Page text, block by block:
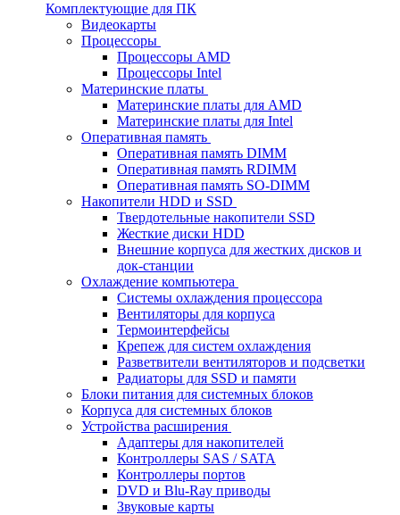
Комплектующие для ПК
Видеокарты
Процессоры
Процессоры AMD
Процессоры Intel
Материнские платы
Материнские платы для AMD
Материнские платы для Intel
Оперативная память
Оперативная память DIMM
Оперативная память RDIMM
Оперативная память SO-DIMM
Накопители HDD и SSD
Твердотельные накопители SSD
Жесткие диски HDD
Внешние корпуса для жестких дисков и
док-станции
Охлаждение компьютера
Системы охлаждения процессора
Вентиляторы для корпуса
Термоинтерфейсы
Крепеж для систем охлаждения
Разветвители вентиляторов и подсветки
Радиаторы для SSD и памяти
Блоки питания для системных блоков
Корпуса для системных блоков
Устройства расширения
Адаптеры для накопителей
Контроллеры SAS / SATA
Контроллеры портов
DVD и Blu-Ray приводы
Звуковые карты